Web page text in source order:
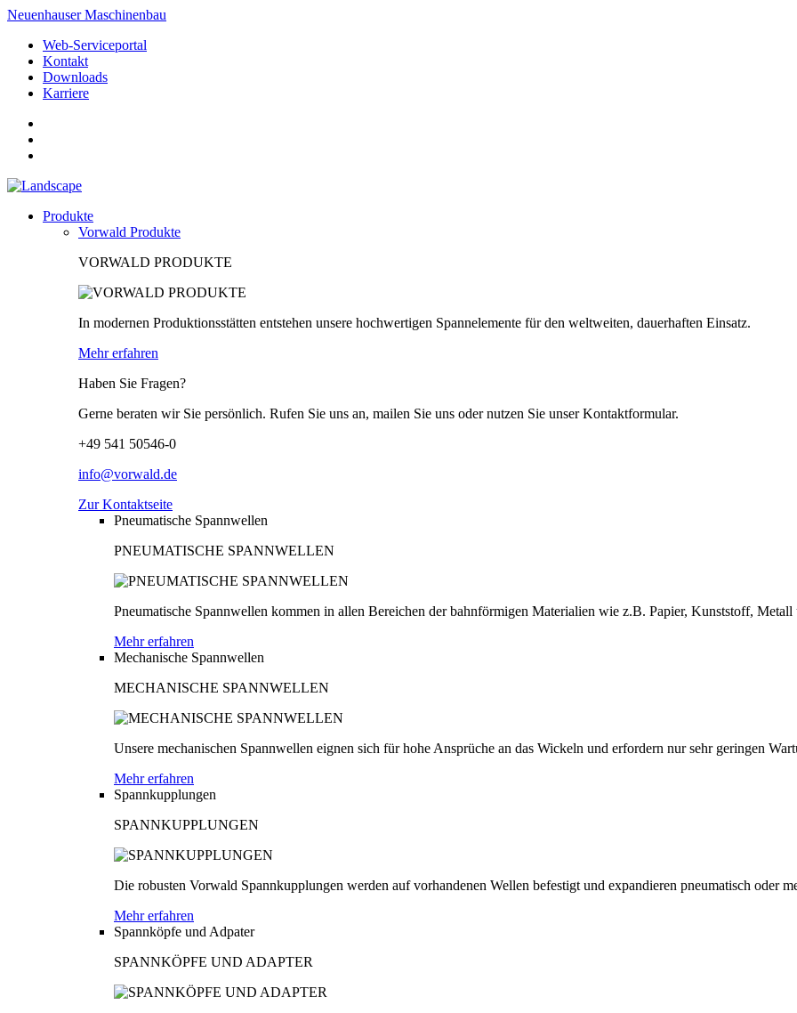
Neuenhauser Maschinenbau
Web-Serviceportal
Kontakt
Downloads
Karriere
Produkte
Vorwald Produkte
VORWALD PRODUKTE
In modernen Produktionsstätten entstehen unsere hochwertigen Spannelemente für den weltweiten, dauerhaften Einsatz.
Mehr erfahren
Haben Sie Fragen?
Gerne beraten wir Sie persönlich. Rufen Sie uns an, mailen Sie uns oder nutzen Sie unser Kontaktformular.
+49 541 50546-0
info@vorwald.de
Zur Kontaktseite
Pneumatische Spannwellen
PNEUMATISCHE SPANNWELLEN
Pneumatische Spannwellen kommen in allen Bereichen der bahnförmigen Materialien wie z.B. Papier, Kunststoff,
Mehr erfahren
Mechanische Spannwellen
MECHANISCHE SPANNWELLEN
Unsere mechanischen Spannwellen eignen sich für hohe Ansprüche an das Wickeln und erfordern nur sehr geringen
Mehr erfahren
Spannkupplungen
SPANNKUPPLUNGEN
Die robusten Vorwald Spannkupplungen werden auf vorhandenen Wellen befestigt und expandieren pneumatisch oder
Mehr erfahren
Spannköpfe und Adpater
SPANNKÖPFE UND ADAPTER